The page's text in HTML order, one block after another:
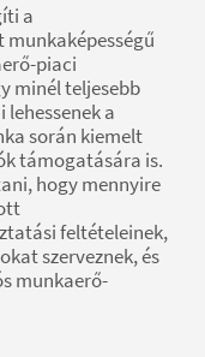
a
piaci
minél teljesebb
a
során kiemelt
támogatására is.
hogy mennyire
feltételeinek,
szerveznek, és
munkaerő-